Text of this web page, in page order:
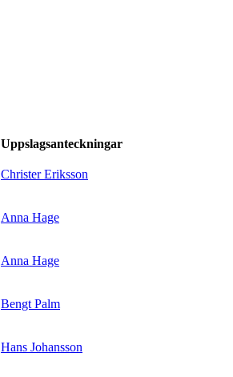
Uppslagsanteckningar
Christer Eriksson
Anna Hage
Anna Hage
Bengt Palm
Hans Johansson